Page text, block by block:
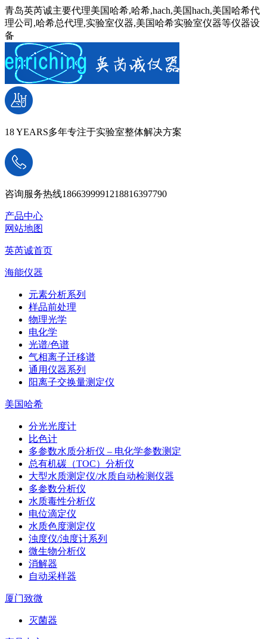
青岛英芮诚主要代理美国哈希,哈希,hach,美国hach,美国哈希代
理公司,哈希总代理,实验室仪器,美国哈希实验室仪器等仪器设
备
18 YEARS多年专注于实验室整体解决方案
咨询服务热线1866399991218816397790
产品中心
网站地图
英芮诚首页
海能仪器
元素分析系列
样品前处理
物理光学
电化学
光谱/色谱
气相离子迁移谱
通用仪器系列
阳离子交换量测定仪
美国哈希
分光光度计
比色计
多参数水质分析仪 – 电化学参数测定
总有机碳（TOC）分析仪
大型水质测定仪/水质自动检测仪器
多参数分析仪
水质毒性分析仪
电位滴定仪
水质色度测定仪
浊度仪/浊度计系列
微生物分析仪
消解器
自动采样器
厦门致微
灭菌器